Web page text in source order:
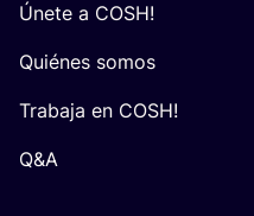
Únete a COSH!
Quiénes somos
Trabaja en COSH!
Q&A